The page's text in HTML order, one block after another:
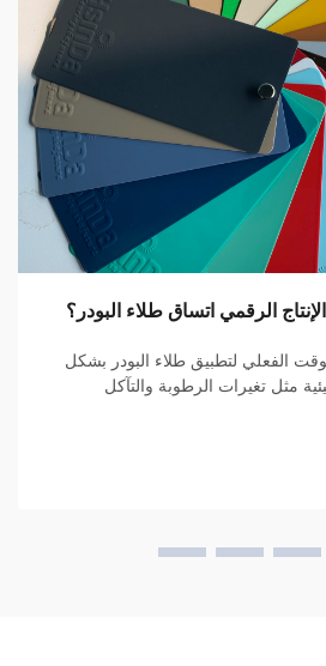
الرقمي اتساق طلاء البودر؟
الفعلي لتطبيق طلاء البودر بشكل
مثل تغيرات الرطوبة والتآكل
الكهروستاتيكي إلى تباين كبير في
الانحرافات سلبًا على كفاءة الانتقال